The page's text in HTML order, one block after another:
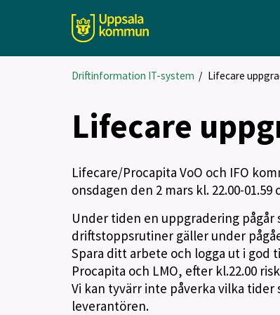
Driftinformation IT-system / Lifecare
Lifecare
Lifecare/Procapita VoO och IFO
onsdagen den 2 mars kl. 22.00-01.59
Under tiden en uppgradering pågår
driftstoppsrutiner gäller under
Spara ditt arbete och logga ut i god
Procapita och LMO, efter kl.22.00
Vi kan tyvärr inte påverka vilka tider
leverantören.